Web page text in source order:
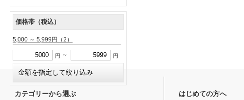
価格帯（税込）
5,000 ～ 5,999円 （2）
円 ～ 円
カテゴリーから選ぶ はじめての方へ